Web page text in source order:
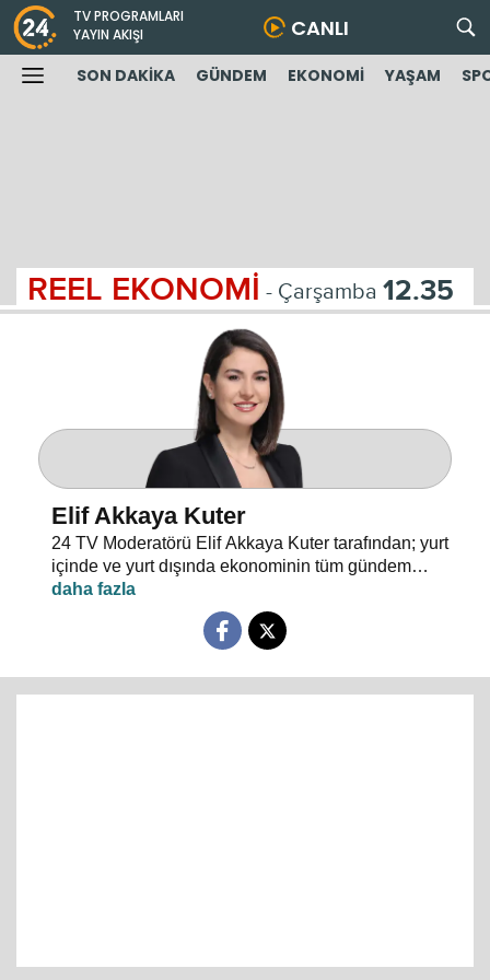
TV PROGRAMLARI
YAYIN AKIŞI
CANLI
SON DAKİKA GÜNDEM EKONOMİ YAŞAM
REEL EKONOMİ - Çarşamba 12.35
Elif Akkaya Kuter
24 TV Moderatörü Elif Akkaya Kuter tarafından; yurt
içinde ve yurt dışında ekonominin tüm gündem
maddeleri ve alanında uzman stüdyo konuklarıyla
sebep sonuç ilişkileri analiz ediliyor.